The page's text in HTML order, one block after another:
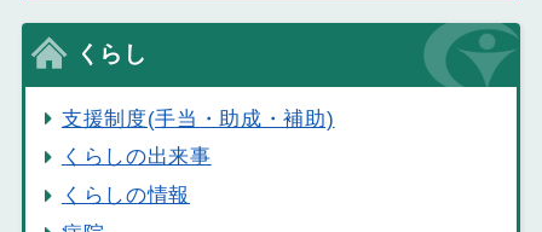
くらし
支援制度(手当・助成・補助)
くらしの出来事
くらしの情報